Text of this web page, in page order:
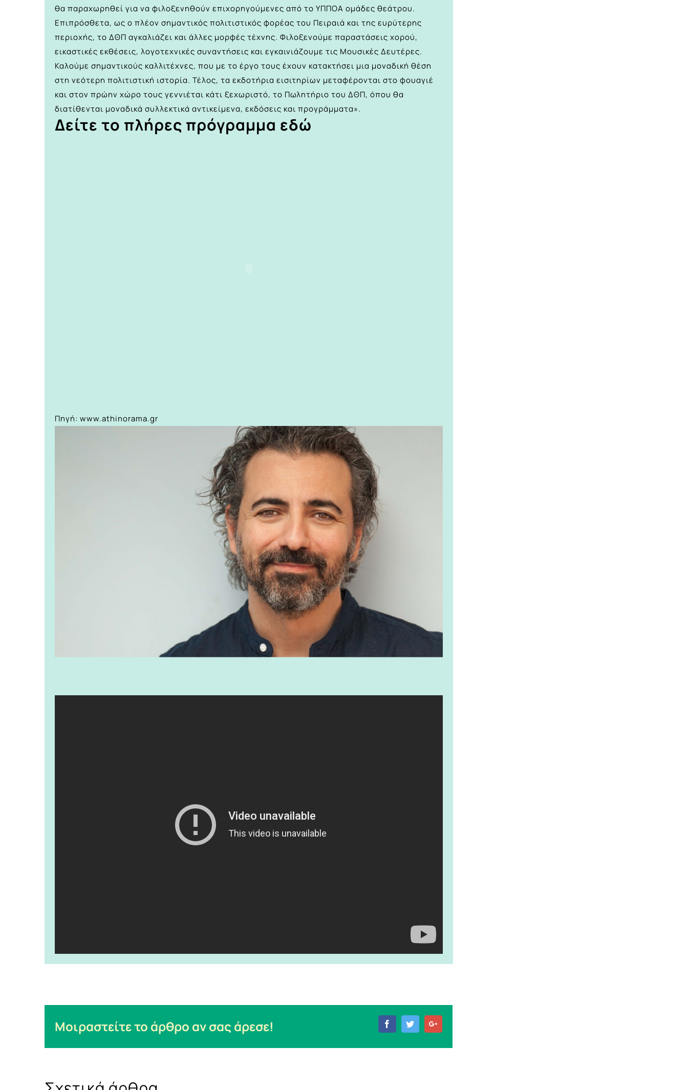
θα παραχωρηθεί για να φιλοξενηθούν επιχορηγούμενες από το ΥΠΠΟΑ ομάδες θεάτρου.
Επιπρόσθετα, ως ο πλέον σημαντικός πολιτιστικός φορέας του Πειραιά και της ευρύτερης
περιοχής, το ΔΘΠ αγκαλιάζει και άλλες μορφές τέχνης. Φιλοξενούμε παραστάσεις χορού,
εικαστικές εκθέσεις, λογοτεχνικές συναντήσεις και εγκαινιάζουμε τις Μουσικές Δευτέρες.
Καλούμε σημαντικούς καλλιτέχνες, που με το έργο τους έχουν κατακτήσει μια μοναδική θέση
στη νεότερη πολιτιστική ιστορία. Τέλος, τα εκδοτήρια εισιτηρίων μεταφέρονται στο φουαγιέ
και στον πρώην χώρο τους γεννιέται κάτι ξεχωριστό, το Πωλητήριο του ΔΘΠ, όπου θα
διατίθενται μοναδικά συλλεκτικά αντικείμενα, εκδόσεις και προγράμματα».
Δείτε το πλήρες πρόγραμμα εδώ
Πηγή: www.athinorama.gr
Μοιραστείτε το άρθρο αν σας άρεσε! FacebookTwitter